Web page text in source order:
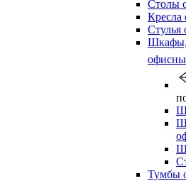
Столы
Кресла
Стулья
Шкафы,
Тумбы